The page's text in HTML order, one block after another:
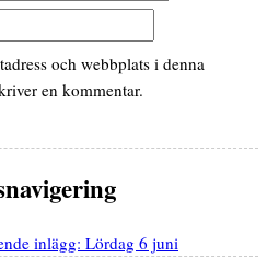
och webbplats i denna
en kommentar.
inlägg: Lördag 6 juni